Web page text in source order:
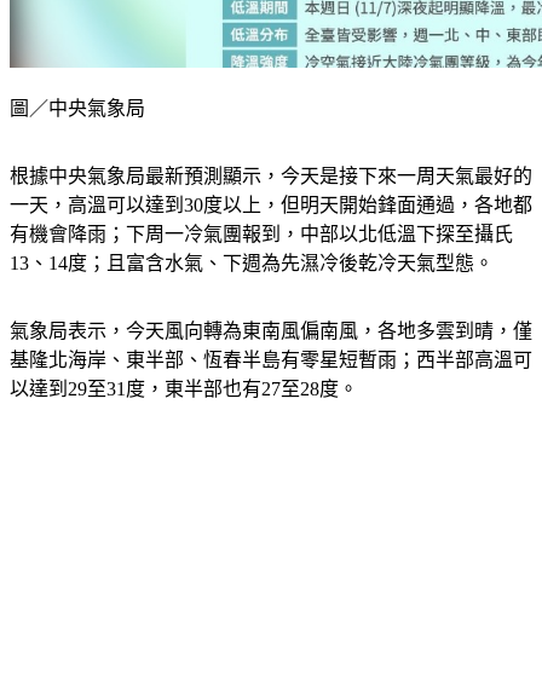
圖／中央氣象局
根據中央氣象局最新預測顯示，今天是接下來一周天氣最好的
一天，高溫可以達到30度以上，但明天開始鋒面通過，各地都
有機會降雨；下周一冷氣團報到，中部以北低溫下探至攝氏
13、14度；且富含水氣、下週為先濕冷後乾冷天氣型態。
氣象局表示，今天風向轉為東南風偏南風，各地多雲到晴，僅
基隆北海岸、東半部、恆春半島有零星短暫雨；西半部高溫可
以達到29至31度，東半部也有27至28度。